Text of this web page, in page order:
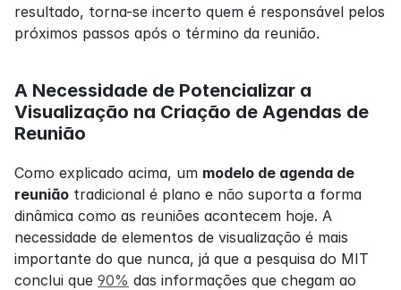
resultado, torna-se incerto quem é responsável pelos
próximos passos após o término da reunião.
A Necessidade de Potencializar a
Visualização na Criação de Agendas de
Reunião
Como explicado acima, um modelo de agenda de
reunião tradicional é plano e não suporta a forma
dinâmica como as reuniões acontecem hoje. A
necessidade de elementos de visualização é mais
importante do que nunca, já que a pesquisa do MIT
conclui que 90% das informações que chegam ao